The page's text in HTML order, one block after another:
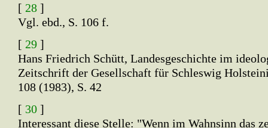
[ 28 ]
Vgl. ebd., S. 106 f.
[ 29 ]
Hans Friedrich Schütt, Landesgeschichte im
Zeitschrift der Gesellschaft für Schleswig
108 (1983), S. 42
[ 30 ]
Interessant diese Stelle: "Wenn im Wahnsinn das